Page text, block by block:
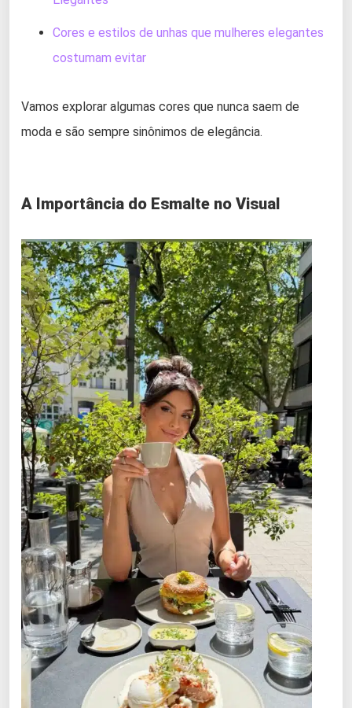
Cores e estilos de unhas que mulheres elegantes
costumam evitar
Vamos explorar algumas cores que nunca saem de
moda e são sempre sinônimos de elegância.
A Importância do Esmalte no Visual